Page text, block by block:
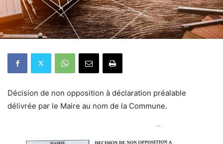
Décision de non opposition à déclaration préalable
délivrée par le Maire au nom de la Commune.